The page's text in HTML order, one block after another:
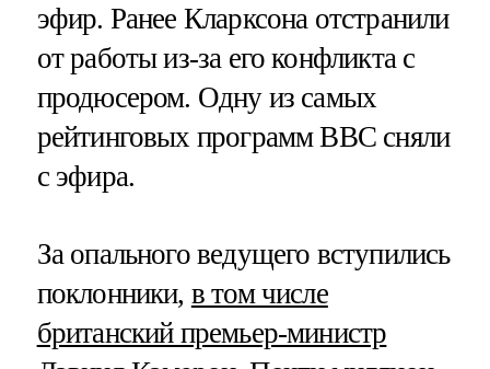
эфир. Ранее Кларксона отстранили
от работы из-за его конфликта с
продюсером. Одну из самых
рейтинговых программ BBC сняли
с эфира.
За опального ведущего вступились
поклонники, в том числе
британский премьер-министр